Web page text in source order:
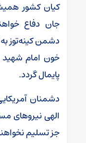
کیان کشور
جان دفاع
دشمن کینه‌توز
خون امام شهید
پایمال گردد.
دشمنان
الهی نیروهای
جز تسلیم